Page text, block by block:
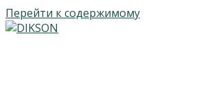
Перейти к содержимому